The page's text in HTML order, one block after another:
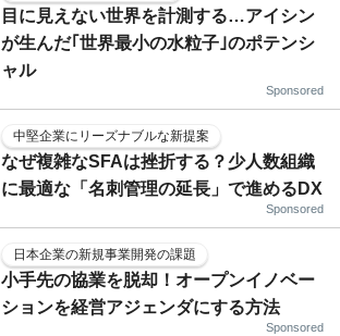
目に見えない世界を計測する…アイシン
が生んだ｢世界最小の水粒子｣のポテンシ
ャル
Sponsored
中堅企業にリーズナブルな新提案
なぜ複雑なSFAは挫折する？少人数組織
に最適な「名刺管理の延長」で進めるDX
Sponsored
日本企業の新規事業開発の課題
小手先の協業を脱却！オープンイノベー
ションを経営アジェンダにする方法
Sponsored